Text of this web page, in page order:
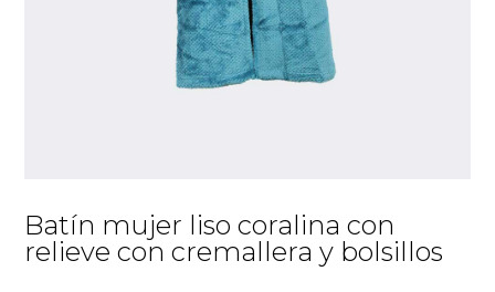
Batín mujer liso coralina con
relieve con cremallera y bolsillos